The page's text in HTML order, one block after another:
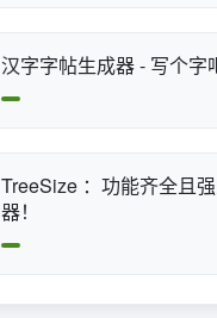
汉字字帖生成器 - 写个字
TreeSize ：功能齐全且
器！